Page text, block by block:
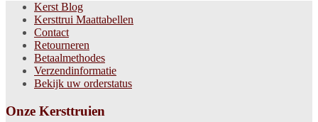
Kerst Blog
Kersttrui Maattabellen
Contact
Retourneren
Betaalmethodes
Verzendinformatie
Bekijk uw orderstatus
Onze Kersttruien